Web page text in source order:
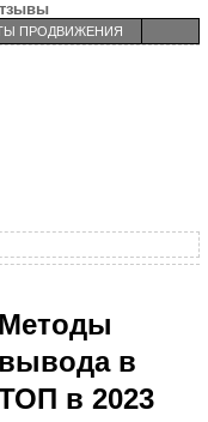
ПРОДВИЖЕНИЯ
Методы
вывода в
в 2023